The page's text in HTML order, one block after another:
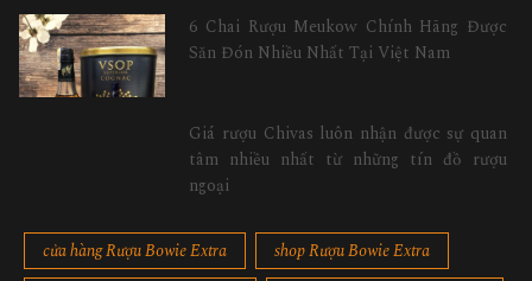
6 Chai Rượu Meukow Chính Hãng Được
Săn Đón Nhiều Nhất Tại Việt Nam
Giá rượu Chivas luôn nhận được sự quan
tâm nhiều nhất từ những tín đồ rượu
ngoại
cửa hàng Rượu Bowie Extra
shop Rượu Bowie Extra